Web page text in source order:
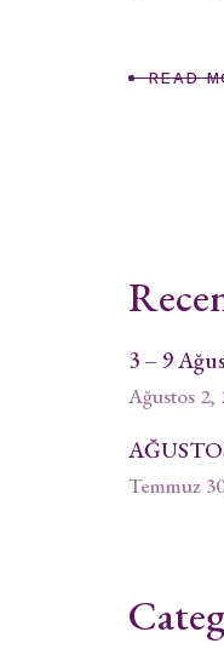
READ
3 – 9
Ağustos 2,
Temmuz